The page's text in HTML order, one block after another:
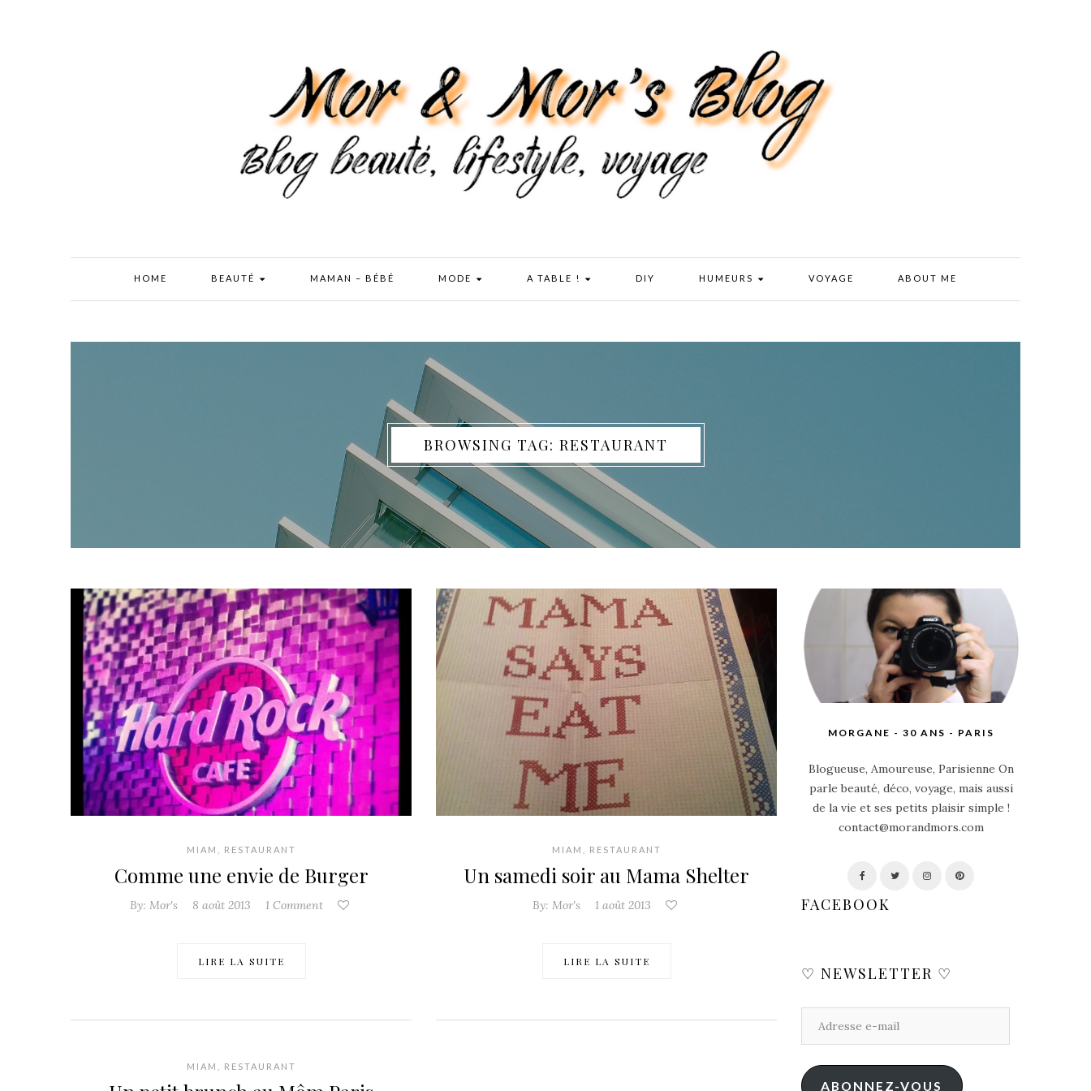
HOME BEAUTÉ MAMAN – BÉBÉ MODE A TABLE ! DIY HUMEURS VOYAGE ABOUT ME
BROWSING TAG: RESTAURANT
MIAM RESTAURANT
Comme une envie de Burger
By: Mor's 8 août 2013 1 Comment
LIRE LA SUITE
MIAM RESTAURANT
Un samedi soir au Mama Shelter
By: Mor's 1 août 2013
LIRE LA SUITE
MIAM RESTAURANT
MORGANE - 30 ANS - PARIS
Blogueuse, Amoureuse, Parisienne On
parle beauté, déco, voyage, mais aussi
de la vie et ses petits plaisir simple !
contact@morandmors.com
FACEBOOK
♡ NEWSLETTER ♡
ABONNEZ-VOUS